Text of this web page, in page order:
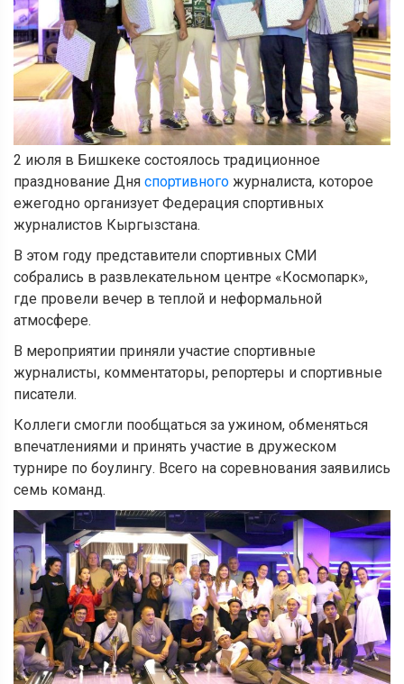
2 июля в Бишкеке состоялось традиционное
празднование Дня спортивного журналиста, которое
ежегодно организует Федерация спортивных
журналистов Кыргызстана.
В этом году представители спортивных СМИ
собрались в развлекательном центре «Космопарк»,
где провели вечер в теплой и неформальной
атмосфере.
В мероприятии приняли участие спортивные
журналисты, комментаторы, репортеры и спортивные
писатели.
Коллеги смогли пообщаться за ужином, обменяться
впечатлениями и принять участие в дружеском
турнире по боулингу. Всего на соревнования заявились
семь команд.